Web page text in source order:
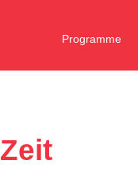
Programme